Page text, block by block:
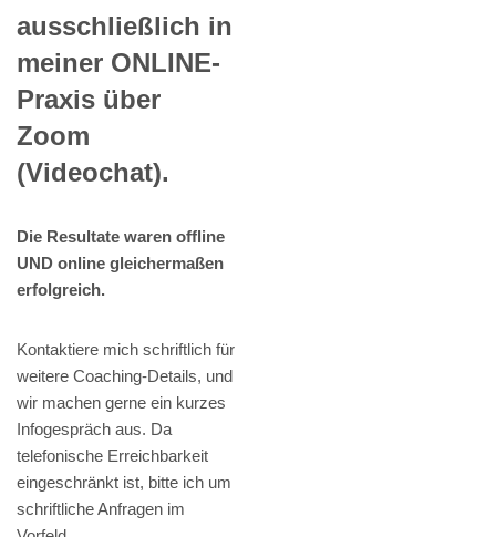
ausschließlich in
meiner ONLINE-
Praxis über
Zoom
(Videochat).
Die Resultate waren offline
UND online gleichermaßen
erfolgreich.
Kontaktiere mich schriftlich für
weitere Coaching-Details, und
wir machen gerne ein kurzes
Infogespräch aus. Da
telefonische Erreichbarkeit
eingeschränkt ist, bitte ich um
schriftliche Anfragen im